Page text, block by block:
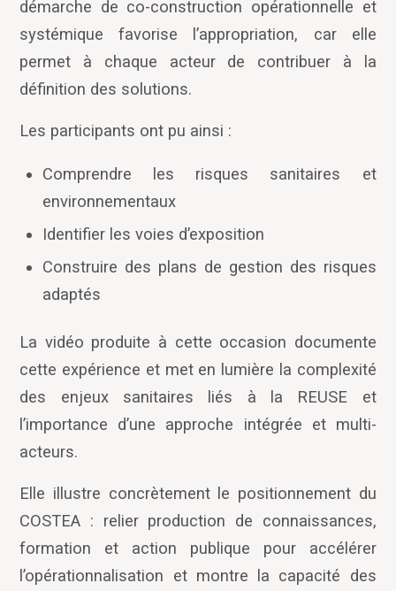
démarche de co-construction opérationnelle et
systémique favorise l’appropriation, car elle
permet à chaque acteur de contribuer à la
définition des solutions.
Les participants ont pu ainsi :
Comprendre les risques sanitaires et
environnementaux
Identifier les voies d’exposition
Construire des plans de gestion des risques
adaptés
La vidéo produite à cette occasion documente
cette expérience et met en lumière la complexité
des enjeux sanitaires liés à la REUSE et
l’importance d’une approche intégrée et multi-
acteurs.
Elle illustre concrètement le positionnement du
COSTEA : relier production de connaissances,
formation et action publique pour accélérer
l’opérationnalisation et montre la capacité des